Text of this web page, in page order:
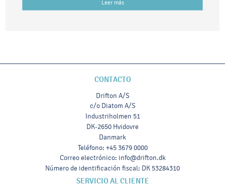
Leer más
CONTACTO
Drifton A/S
c/o Diatom A/S
Industriholmen 51
DK-2650 Hvidovre
Danmark
Teléfono: +45 3679 0000
Correo electrónico: info@drifton.dk
Número de identificación fiscal: DK 53284310
SERVICIO AL CLIENTE